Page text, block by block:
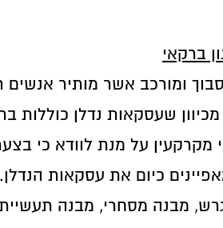
ברקאי
ומורכב אשר מותיר אנשים
שעסקאות נדלן כוללות
מקרקעין על מנת לוודא
כיום את עסקאות
מבנה מסחרי, מבנה